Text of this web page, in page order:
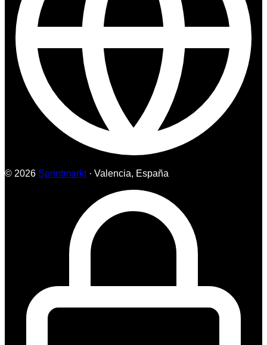
© 2026 Sprintmarkt· Valencia, España